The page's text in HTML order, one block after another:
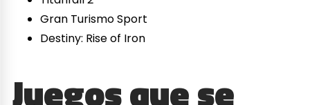
Gran Turismo Sport
Destiny: Rise of Iron
Juegos que se